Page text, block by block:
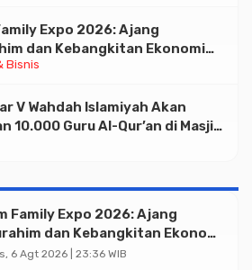
Bisnis
Expo 2026: Ajang
dan Kebangkitan Ekonomi
V Wahdah Islamiyah Akan
10.000 Guru Al-Qur’an di Masjid
Family Expo 2026: Ajang
dan Kebangkitan Ekonomi
Jakarta
6 Agt 2026 | 23:36 WIB